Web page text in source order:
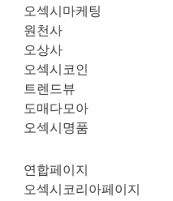
오섹시마케팅
원천사
오상사
오섹시코인
트렌드뷰
도매다모아
오섹시명품
연합페이지
오섹시코리아페이지